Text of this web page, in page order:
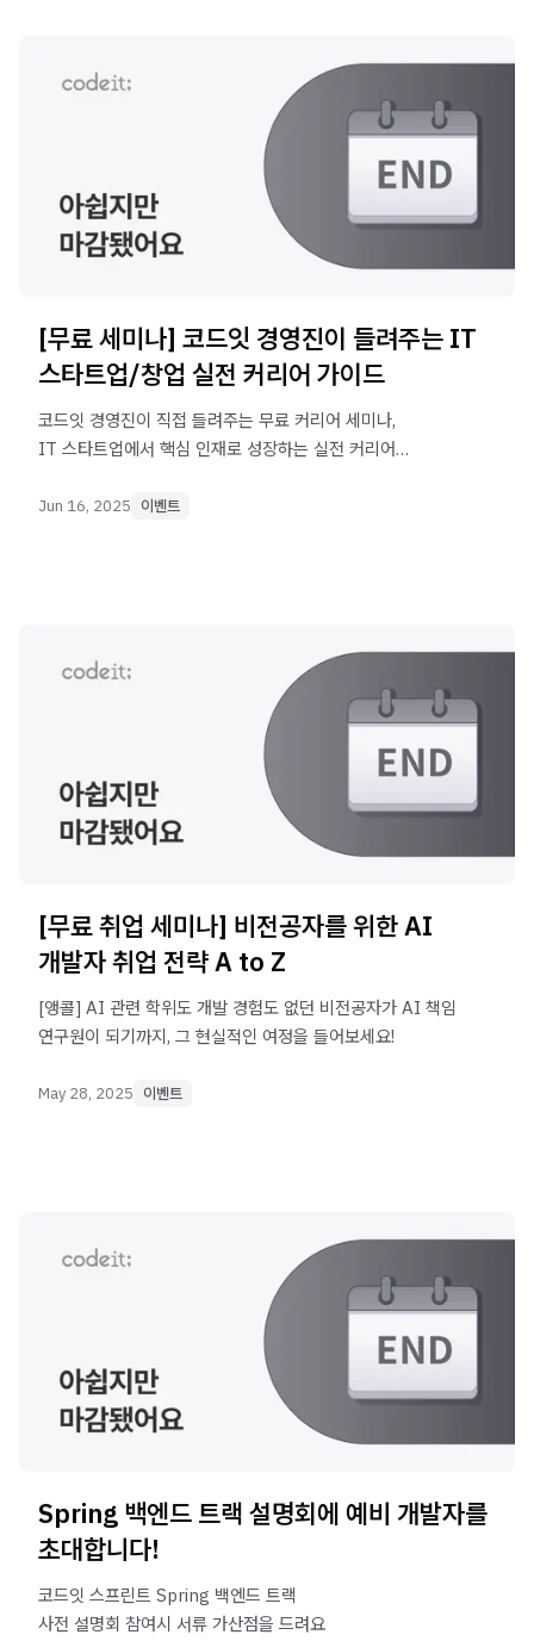
[무료 세미나] 코드잇 경영진이 들려주는 IT
스타트업/창업 실전 커리어 가이드
코드잇 경영진이 직접 들려주는 무료 커리어 세미나,
IT 스타트업에서 핵심 인재로 성장하는 실전 커리어
Jun 16, 2025 이벤트
[무료 취업 세미나] 비전공자를 위한 AI
개발자 취업 전략 A to Z
[앵콜] AI 관련 학위도 개발 경험도 없던 비전공자가 AI 책임
연구원이 되기까지, 그 현실적인 여정을 들어보세요!
May 28, 2025 이벤트
Spring 백엔드 트랙 설명회에 예비 개발자를
초대합니다!
코드잇 스프린트 Spring 백엔드 트랙
사전 설명회 참여시 서류 가산점을 드려요